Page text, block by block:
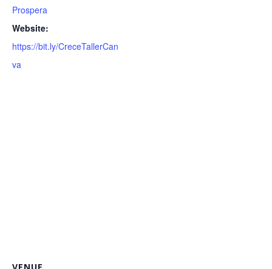
Prospera
Website:
https://bit.ly/CreceTallerCan
va